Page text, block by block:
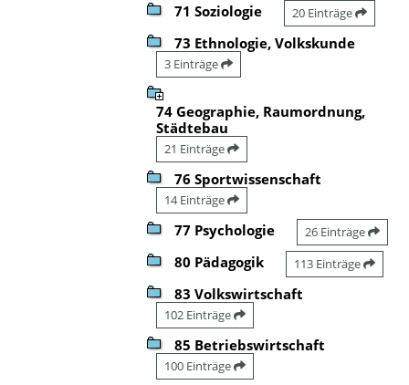
71 Soziologie 20 Einträge
73 Ethnologie, Volkskunde
3 Einträge
74 Geographie, Raumordnung,
Städtebau
21 Einträge
76 Sportwissenschaft
14 Einträge
77 Psychologie 26 Einträge
80 Pädagogik 113 Einträge
83 Volkswirtschaft
102 Einträge
85 Betriebswirtschaft
100 Einträge